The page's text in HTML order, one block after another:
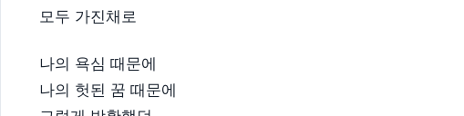
모두 가진채로
나의 욕심 때문에
나의 헛된 꿈 때문에